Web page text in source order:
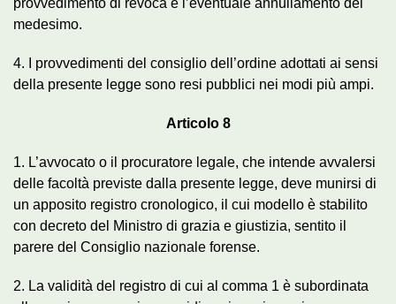
provvedimento di revoca e l’eventuale annullamento del
medesimo.
4. I provvedimenti del consiglio dell’ordine adottati ai sensi
della presente legge sono resi pubblici nei modi più ampi.
Articolo 8
1. L’avvocato o il procuratore legale, che intende avvalersi
delle facoltà previste dalla presente legge, deve munirsi di
un apposito registro cronologico, il cui modello è stabilito
con decreto del Ministro di grazia e giustizia, sentito il
parere del Consiglio nazionale forense.
2. La validità del registro di cui al comma 1 è subordinata